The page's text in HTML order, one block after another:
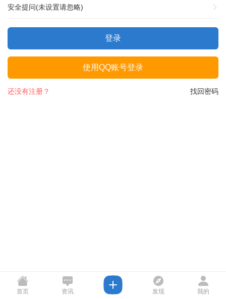
安全提问(未设置请忽略)
登录
使用QQ账号登录
找回密码
还没有注册？
首页 资讯 发现 我的